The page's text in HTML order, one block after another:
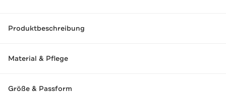
Produktbeschreibung
Material & Pflege
Größe & Passform